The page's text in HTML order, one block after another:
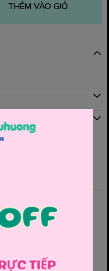
THÊM VÀO GIỎ